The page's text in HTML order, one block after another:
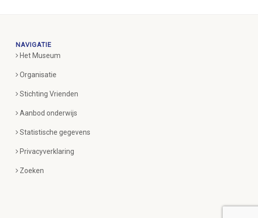
NAVIGATIE
Het Museum
Organisatie
Stichting Vrienden
Aanbod onderwijs
Statistische gegevens
Privacyverklaring
Zoeken